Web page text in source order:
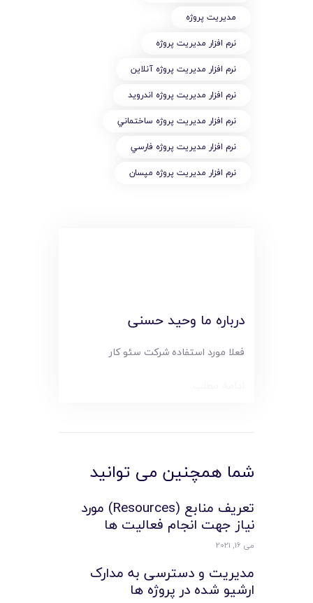
مدیریت پروژه
نرم افزار مديريت پروژه
نرم افزار مديريت پروژه آنلاين
نرم افزار مديريت پروژه اندرويد
نرم افزار مديريت پروژه ساختماني
نرم افزار مديريت پروژه فارسي
نرم افزار مديريت پروژه مپسان
درباره ما وحید حسنی
فعلا مورد استفاده شرکت سئو کار
شما همچنین می توانید
تعريف منابع (Resources) مورد
نياز جهت انجام فعاليت ها
می 16, 2021
مدیریت و دسترسی به مدارک
ارشیو شده در پروژه ها